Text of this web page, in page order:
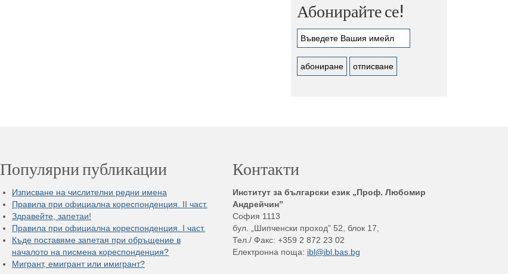
Абонирайте се!
Популярни публикации
Изписване на числителни редни имена
Правила при официална кореспонденция. II част.
Здравейте, запетаи!
Правила при официална кореспонденция. I част.
Къде поставяме запетая при обръщение в
началото на писмена кореспонденция?
Мигрант, емигрант или имигрант?
Контакти
Институт за български език „Проф. Любомир
Андрейчин”
София 1113
бул. „Шипченски проход” 52, блок 17,
Тел./ Факс: +359 2 872 23 02
Електронна поща: ibl@ibl.bas.bg